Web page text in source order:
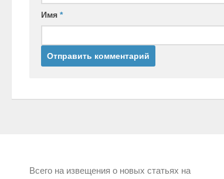
Имя *
Всего на извещения о новых статьях на